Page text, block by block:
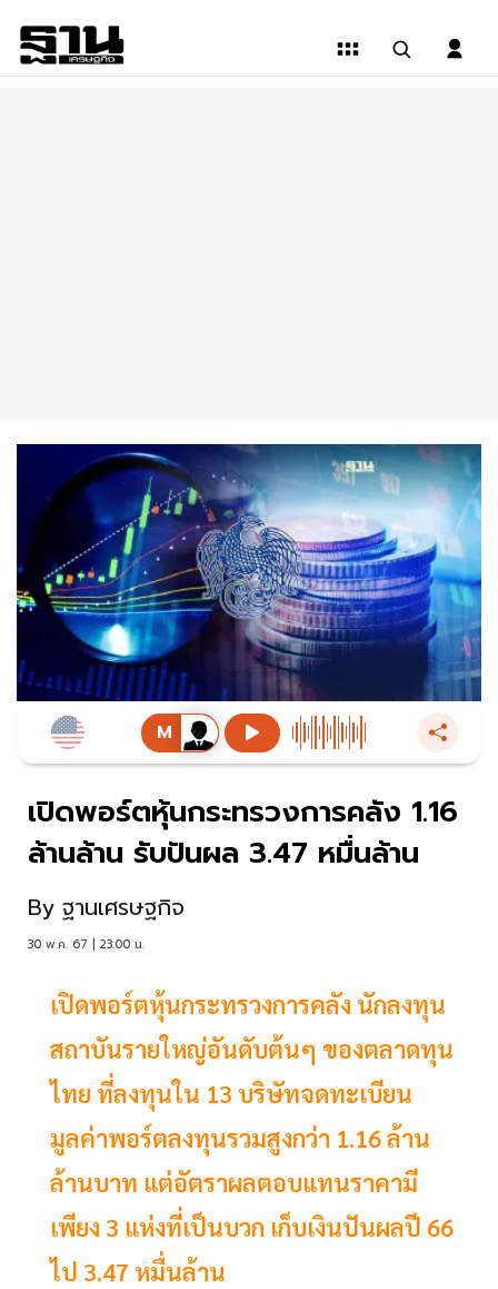
เปิดพอร์ตหุ้นกระทรวงการคลัง 1.16
ล้านล้าน รับปันผล 3.47 หมื่นล้าน
By ฐานเศรษฐกิจ
30 พ.ค. 67 | 23:00 น.
เปิดพอร์ตหุ้นกระทรวงการคลัง นักลงทุน
สถาบันรายใหญ่อันดับต้นๆ ของตลาดทุน
ไทย ที่ลงทุนใน 13 บริษัทจดทะเบียน
มูลค่าพอร์ตลงทุนรวมสูงกว่า 1.16 ล้าน
ล้านบาท แต่อัตราผลตอบแทนราคามี
เพียง 3 แห่งที่เป็นบวก เก็บเงินปันผลปี 66
ไป 3.47 หมื่นล้าน